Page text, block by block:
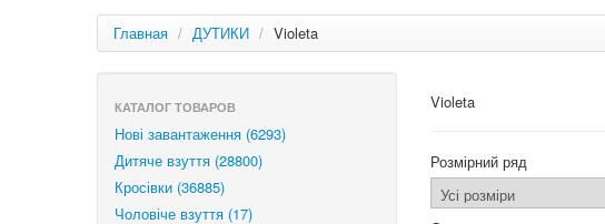
Главная / ДУТИКИ / Violeta
КАТАЛОГ ТОВАРОВ
Нові завантаження (6293)
Дитяче взуття (28800)
Кросівки (36885)
Чоловіче взуття (17)
Violeta
Розмірний ряд